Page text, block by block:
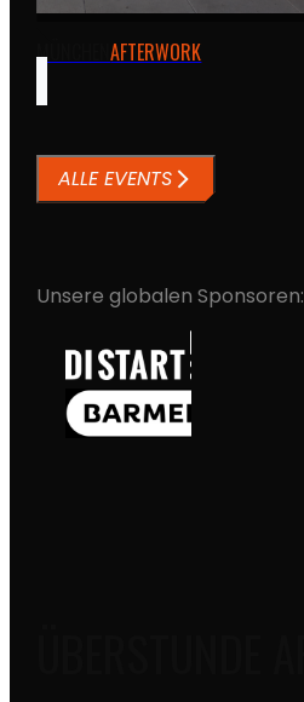
MÜNCHENAFTERWORK
ALLE EVENTS
Unsere globalen Sponsoren: